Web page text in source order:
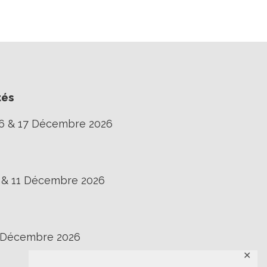
✕
& 17 Décembre 2026
11 Décembre 2026
2026